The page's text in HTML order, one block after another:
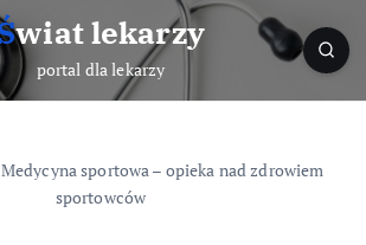
Świat lekarzy
portal dla lekarzy
Medycyna sportowa – opieka nad zdrowiem
sportowców